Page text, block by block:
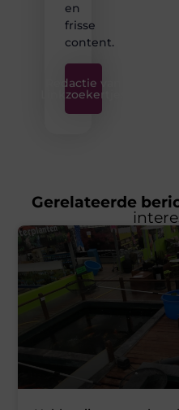
en
frisse
content.
Redactie van
Linkzoekertjes
Gerelateerde